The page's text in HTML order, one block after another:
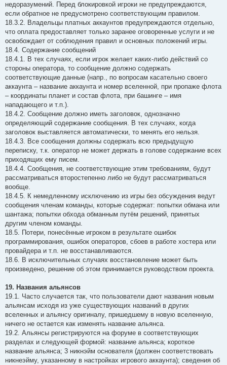
недоразумений. Перед блокировкой игроки не предупреждаются,
если обратное не предусмотрено соответствующим правилом.
18.3.2. Владельцы платных аккаунтов предупреждаются отдельно,
что оплата предоставляет только заранее оговоренные услуги и не
освобождает от соблюдения правил и основных положений игры.
18.4. Содержание сообщений
18.4.1. В тех случаях, если игрок желает каких-либо действий со
стороны оператора, то сообщение должно содержать
соответствующие данные (напр., по вопросам касательно своего
аккаунта – название аккаунта и номер вселенной, при пропаже флота
– координаты планет и состав флота, при башинге – имя
нападающего и т.п.).
18.4.2. Сообщение должно иметь заголовок, однозначно
определяющий содержание сообщения. В тех случаях, когда
заголовок выставляется автоматически, то менять его нельзя.
18.4.3. Все сообщения должны содержать всю предыдущую
переписку, т.к. оператор не может держать в голове содержание всех
приходящих ему писем.
18.4.4. Сообщения, не соответствующие этим требованиям, будут
рассматриваться второстепенно либо не будут рассматриваться
вообще.
18.4.5. К немедленному исключению из игры без обсуждения ведут
сообщения членам команды, которые содержат: попытки обмана или
шантажа; попытки обхода обманным путём решений, принятых
другим членом команды.
18.5. Потери, понесённые игроком в результате ошибок
программирования, ошибок операторов, сбоев в работе хостера или
провайдера и т.п. не восстанавливаются.
18.6. В исключительных случаях восстановление может быть
произведено, решение об этом принимается руководством проекта.
19. Названия альянсов
19.1. Часто случается так, что пользователи дают названия новым
альянсам исходя из уже существующих названий в других
вселенных и альянсу оригиналу, пришедшему в новую вселенную,
ничего не остается как изменять название альянса.
19.2. Альянсы регистрируются на форуме в соответствующих
разделах и следующей формой: название альянса; короткое
название альянса; 3 никнэйм основателя (должен соответствовать
никнеэйму, указанному в настройках игрового аккаунта); сведения об